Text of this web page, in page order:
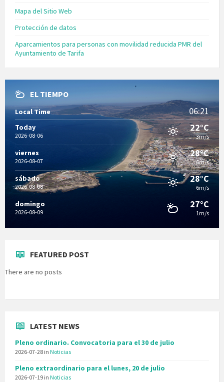
Mapa del Sitio Web
Protección de datos
Aparcamientos para personas con movilidad reducida PMR del
Ayuntamiento de Tarifa
EL TIEMPO
Local Time 06:21
Today
2026-08-06
22°C
3m/s
viernes
2026-08-07
28°C
6m/s
sábado
2026-08-08
28°C
6m/s
domingo
2026-08-09
27°C
1m/s
FEATURED POST
There are no posts
LATEST NEWS
Pleno ordinario. Convocatoria para el 30 de julio
2026-07-28 in Noticias
Pleno extraordinario para el lunes, 20 de julio
2026-07-19 in Noticias